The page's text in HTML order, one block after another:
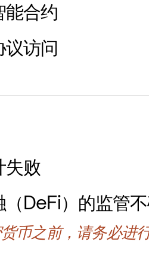
能合约
访问
失败
DeFi）的监管
币之前，请务必进